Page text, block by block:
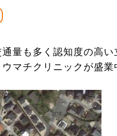
量も多く認知度の高い
マチクリニックが盛業